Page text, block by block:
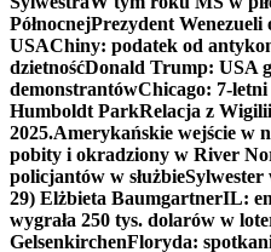
PółnocnejPrezydent
USAChiny: podatek od
dzietnośćDonald Trump: USA
demonstrantówChicago: 7-letni
Humboldt ParkRelacja z
2025.Amerykańskie wejście w
pobity i okradziony w River
policjantów w służbieSylwester
29) Elżbieta BaumgartnerIL:
wygrała 250 tys. dolarów w
GelsenkirchenFloryda: